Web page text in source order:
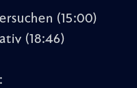
(15:00)
(18:46)